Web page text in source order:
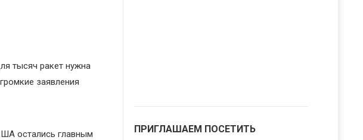
тысяч ракет нужна
заявления
остались главным
ПРИГЛАШАЕМ ПОСЕТИТЬ